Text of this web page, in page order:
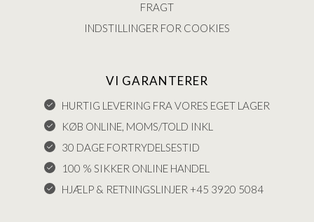
FRAGT
INDSTILLINGER FOR COOKIES
VI GARANTERER
HURTIG LEVERING FRA VORES EGET LAGER
KØB ONLINE, MOMS/TOLD INKL
30 DAGE FORTRYDELSESTID
100 % SIKKER ONLINE HANDEL
HJÆLP & RETNINGSLINJER +45 3920 5084